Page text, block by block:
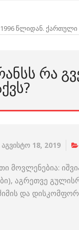
წლიდან. ქართული
ᲠᲐ
აგვისტო 18, 2019
მოვლენებია:
აგრეთვე
და